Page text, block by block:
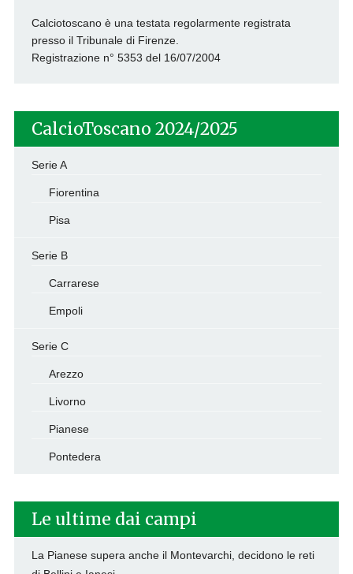
Calciotoscano è una testata regolarmente registrata
presso il Tribunale di Firenze.
Registrazione n° 5353 del 16/07/2004
CalcioToscano 2024/2025
Serie A
Fiorentina
Pisa
Serie B
Carrarese
Empoli
Serie C
Arezzo
Livorno
Pianese
Pontedera
Le ultime dai campi
La Pianese supera anche il Montevarchi, decidono le reti